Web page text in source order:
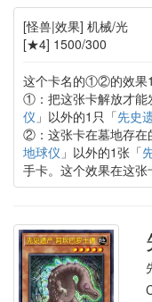
[怪兽|效果] 机械/光
[★4] 1500/300
这个卡名的①②的效果1
①：把这张卡解放才能
仪 」以外的1只「先史
②：这张卡在墓地存在
地球仪 」以外的1张「
手卡。这个效果在这张